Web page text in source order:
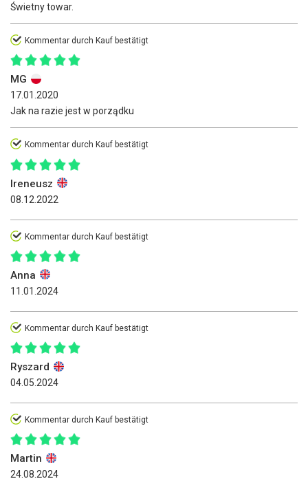
Świetny towar.
Kommentar durch Kauf bestätigt
MG
17.01.2020
Jak na razie jest w porządku
Kommentar durch Kauf bestätigt
Ireneusz
08.12.2022
Kommentar durch Kauf bestätigt
Anna
11.01.2024
Kommentar durch Kauf bestätigt
Ryszard
04.05.2024
Kommentar durch Kauf bestätigt
Martin
24.08.2024